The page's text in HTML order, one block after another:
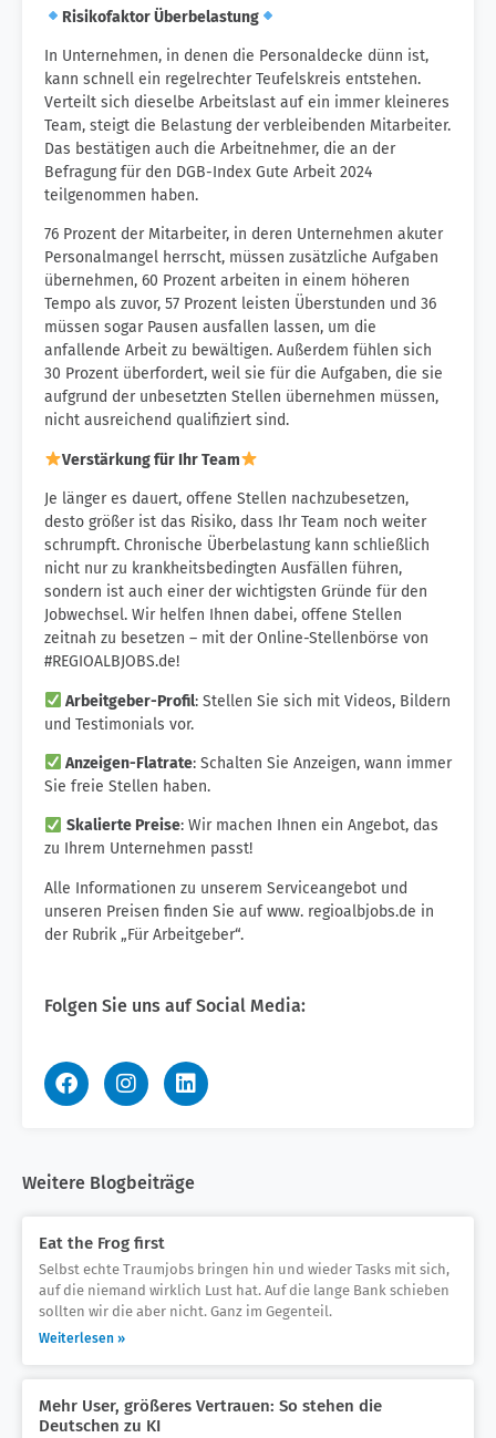
Risikofaktor Überbelastung
In Unternehmen, in denen die Personaldecke dünn ist,
kann schnell ein regelrechter Teufelskreis entstehen.
Verteilt sich dieselbe Arbeitslast auf ein immer kleineres
Team, steigt die Belastung der verbleibenden Mitarbeiter.
Das bestätigen auch die Arbeitnehmer, die an der
Befragung für den DGB-Index Gute Arbeit 2024
teilgenommen haben.
76 Prozent der Mitarbeiter, in deren Unternehmen akuter
Personalmangel herrscht, müssen zusätzliche Aufgaben
übernehmen, 60 Prozent arbeiten in einem höheren
Tempo als zuvor, 57 Prozent leisten Überstunden und 36
müssen sogar Pausen ausfallen lassen, um die
anfallende Arbeit zu bewältigen. Außerdem fühlen sich
30 Prozent überfordert, weil sie für die Aufgaben, die sie
aufgrund der unbesetzten Stellen übernehmen müssen,
nicht ausreichend qualifiziert sind.
Verstärkung für Ihr Team
Je länger es dauert, offene Stellen nachzubesetzen,
desto größer ist das Risiko, dass Ihr Team noch weiter
schrumpft. Chronische Überbelastung kann schließlich
nicht nur zu krankheitsbedingten Ausfällen führen,
sondern ist auch einer der wichtigsten Gründe für den
Jobwechsel. Wir helfen Ihnen dabei, offene Stellen
zeitnah zu besetzen – mit der Online-Stellenbörse von
#REGIOALBJOBS.de!
Arbeitgeber-Profil: Stellen Sie sich mit Videos, Bildern
und Testimonials vor.
Anzeigen-Flatrate: Schalten Sie Anzeigen, wann immer
Sie freie Stellen haben.
Skalierte Preise: Wir machen Ihnen ein Angebot, das
zu Ihrem Unternehmen passt!
Alle Informationen zu unserem Serviceangebot und
unseren Preisen finden Sie auf www. regioalbjobs.de in
der Rubrik „Für Arbeitgeber“.
Folgen Sie uns auf Social Media:
Weitere Blogbeiträge
Eat the Frog first
Selbst echte Traumjobs bringen hin und wieder Tasks mit sich,
auf die niemand wirklich Lust hat. Auf die lange Bank schieben
sollten wir die aber nicht. Ganz im Gegenteil.
Weiterlesen »
Mehr User, größeres Vertrauen: So stehen die
Deutschen zu KI